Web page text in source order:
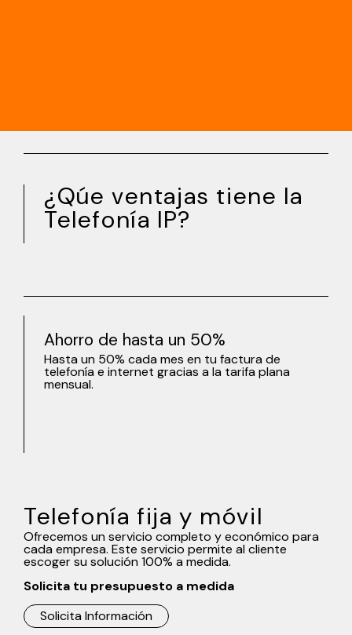
¿Qúe ventajas tiene la
Telefonía IP?
Mejora de la atención telefónica
Gracias a las funcionalidades de la centralita
avanzada (mensajes de voz personalizados,
buzón de voz…).
Telefonía fija y móvil
Ofrecemos un servicio completo y económico para
cada empresa. Este servicio permite al cliente
escoger su solución 100% a medida.
Solicita tu presupuesto a medida
Solicita Información